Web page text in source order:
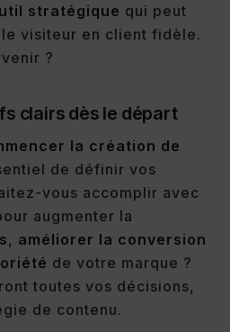
stratégique qui peut
visiteur en client fidèle.
?
clairs dès le départ
la création de
de définir vos
vous accomplir avec
augmenter la
, améliorer la conversion
de votre marque ?
toutes vos décisions,
de contenu.